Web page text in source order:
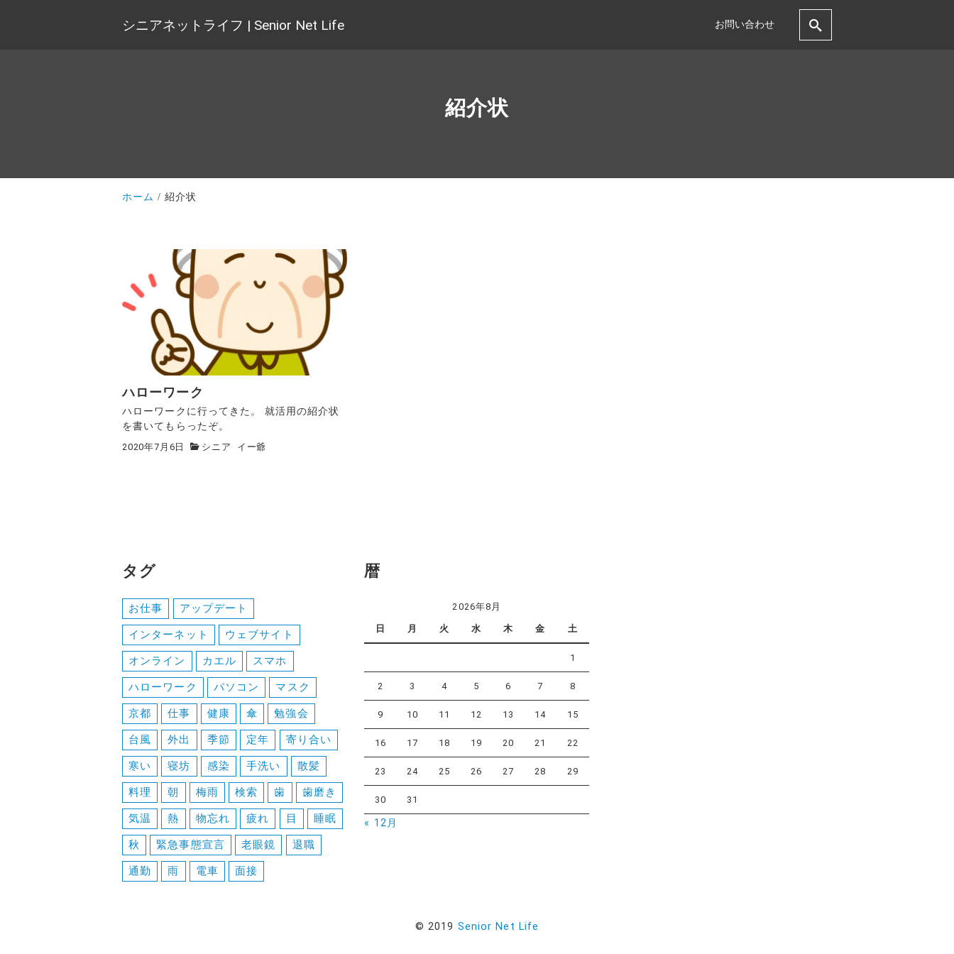
シニアネットライフ | Senior Net Life お問い合わせ
紹介状
ホーム 紹介状
ハローワーク
ハローワークに行ってきた。 就活用の紹介状
を書いてもらったぞ。
2020年7月6日 シニア イー爺
タグ
お仕事 アップデート
インターネット ウェブサイト
オンライン カエル スマホ
ハローワーク パソコン マスク
京都 仕事 健康 傘 勉強会
台風 外出 季節 定年 寄り合い
寒い 寝坊 感染 手洗い 散髪
料理 朝 梅雨 検索 歯 歯磨き
気温 熱 物忘れ 疲れ 目 睡眠
秋 緊急事態宣言 老眼鏡 退職
通勤 雨 電車 面接
暦
2026年8月
日 月 火 水 木 金 土
1
2 3 4 5 6 7 8
9 10 11 12 13 14 15
16 17 18 19 20 21 22
23 24 25 26 27 28 29
30 31
« 12月
© 2019 Senior Net Life